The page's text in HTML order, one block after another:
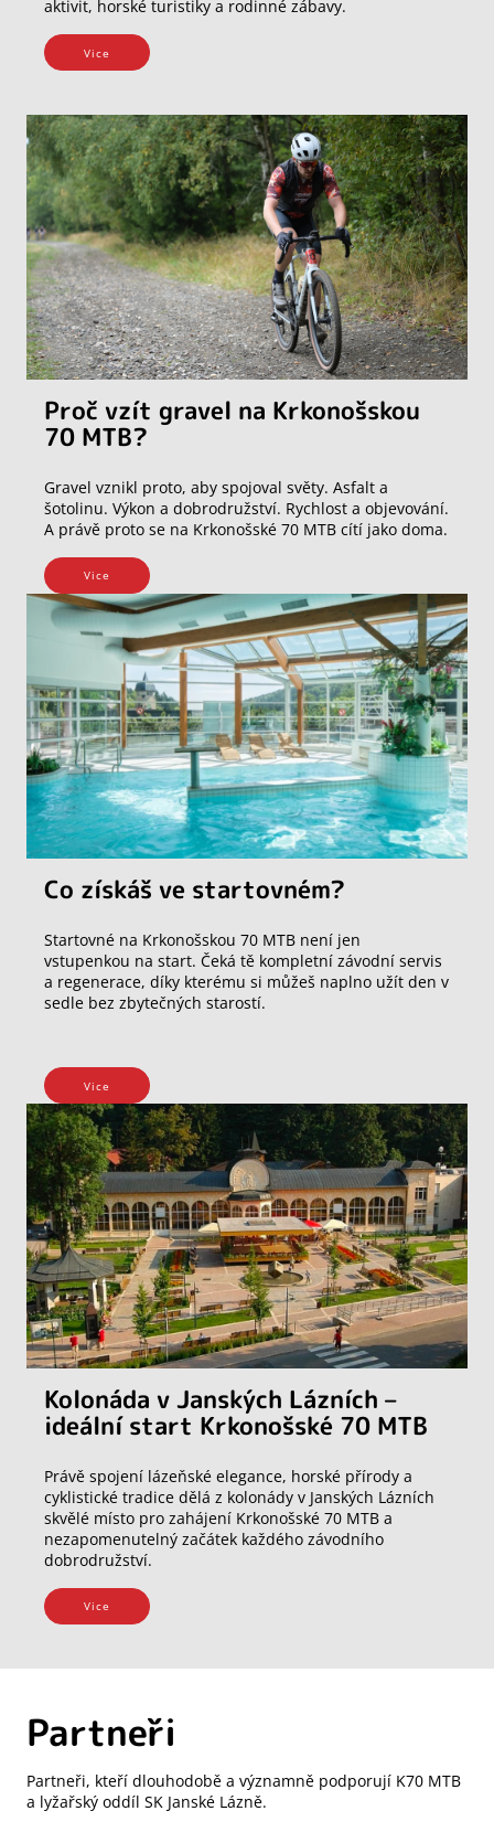
aktivit, horské turistiky a rodinné zábavy.
Vice
Proč vzít gravel na Krkonošskou
70 MTB?
Gravel vznikl proto, aby spojoval světy. Asfalt a
šotolinu. Výkon a dobrodružství. Rychlost a objevování.
A právě proto se na Krkonošské 70 MTB cítí jako doma.
Vice
Co získáš ve startovném?
Startovné na Krkonošskou 70 MTB není jen
vstupenkou na start. Čeká tě kompletní závodní servis
a regenerace, díky kterému si můžeš naplno užít den v
sedle bez zbytečných starostí.
Vice
Kolonáda v Janských Lázních –
ideální start Krkonošské 70 MTB
Právě spojení lázeňské elegance, horské přírody a
cyklistické tradice dělá z kolonády v Janských Lázních
skvělé místo pro zahájení Krkonošské 70 MTB a
nezapomenutelný začátek každého závodního
dobrodružství.
Vice
Partneři
Partneři, kteří dlouhodobě a významně podporují K70 MTB
a lyžařský oddíl SK Janské Lázně.